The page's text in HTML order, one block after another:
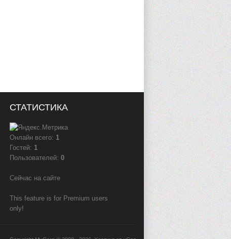
СТАТИСТИКА
Онлайн всего: 1
Гостей: 1
Пользователей: 0
Сейчас на сайте
This feature is for Premium users
only!